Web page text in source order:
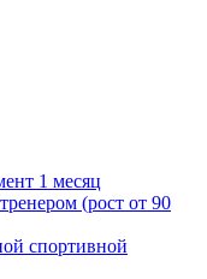
1 месяц
(рост от 90
спортивной